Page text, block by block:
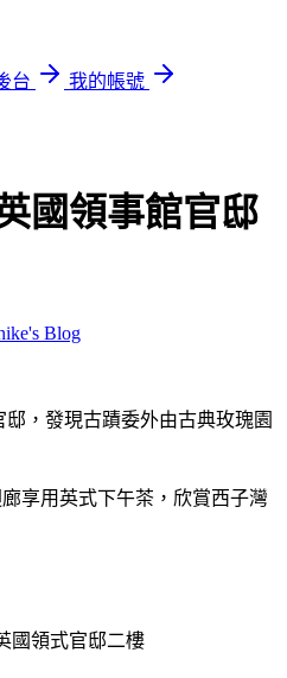
台
我的帳號
國領事館官邸
Blog
，發現古蹟委外由古典玫瑰園
廊享用英式下午茶，欣賞西子灣
國領式官邸二樓